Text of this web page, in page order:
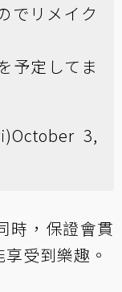
でリメイク
予定してま
October 3,
時，保證會貫
受到樂趣。